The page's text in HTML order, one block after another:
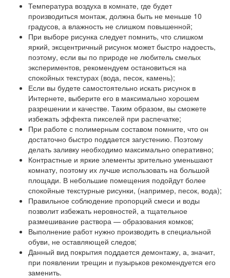
Температура воздуха в комнате, где будет
производиться монтаж, должна быть не меньше 10
градусов, а влажность не слишком повышенной;
При выборе рисунка следует помнить, что слишком
яркий, эксцентричный рисунок может быстро надоесть,
поэтому, если вы по природе не любитель смелых
экспериментов, рекомендуем остановиться на
спокойных текстурах (вода, песок, камень);
Если вы будете самостоятельно искать рисунок в
Интернете, выберите его в максимально хорошем
разрешении и качестве. Таким образом, вы сможете
избежать эффекта пикселей при распечатке;
При работе с полимерным составом помните, что он
достаточно быстро поддается загустению. Поэтому
делать заливку необходимо максимально оперативно;
Контрастные и яркие элементы зрительно уменьшают
комнату, поэтому их лучше использовать на большой
площади. В небольшие помещения подойдут более
спокойные текстурные рисунки, (например, песок, вода);
Правильное соблюдение пропорций смеси и воды
позволит избежать неровностей, а тщательное
размешивание раствора — образования комков;
Выполнение работ нужно производить в специальной
обуви, не оставляющей следов;
Данный вид покрытия поддается демонтажу, а, значит,
при появлении трещин и пузырьков рекомендуется его
заменить.